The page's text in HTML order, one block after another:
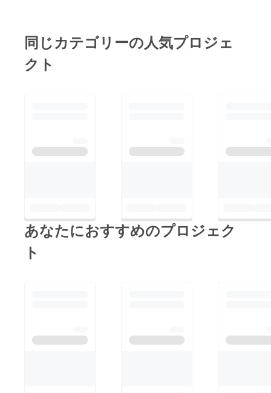
同じカテゴリーの人気プロジェ
クト
あなたにおすすめのプロジェク
ト